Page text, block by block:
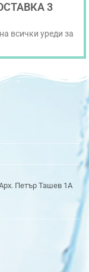
3
всички уреди за
Петър Ташев 1А